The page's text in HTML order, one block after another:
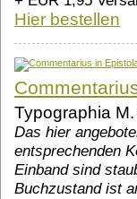
Hier bestellen
Typographia
Das hier
entsprechenden
Einband sind
Buchzustand ist